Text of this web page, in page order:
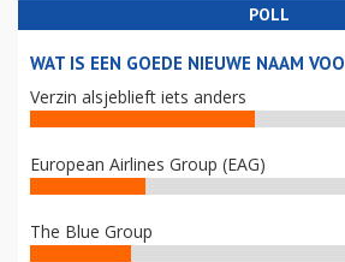
POLL
WAT IS EEN GOEDE NIEUWE NAAM
Verzin alsjeblieft iets anders
European Airlines Group (EAG)
The Blue Group